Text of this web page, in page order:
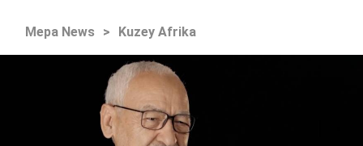
Mepa News > Kuzey Afrika